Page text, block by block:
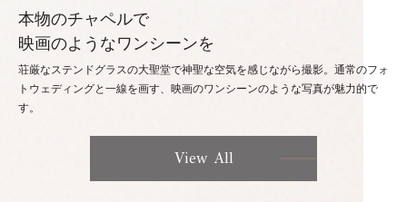
本物のチャペルで
映画のようなワンシーンを
荘厳なステンドグラスの大聖堂で神聖な空気を感じながら撮影。通常のフォ
トウェディングと一線を画す、映画のワンシーンのような写真が魅力的で
す。
View All